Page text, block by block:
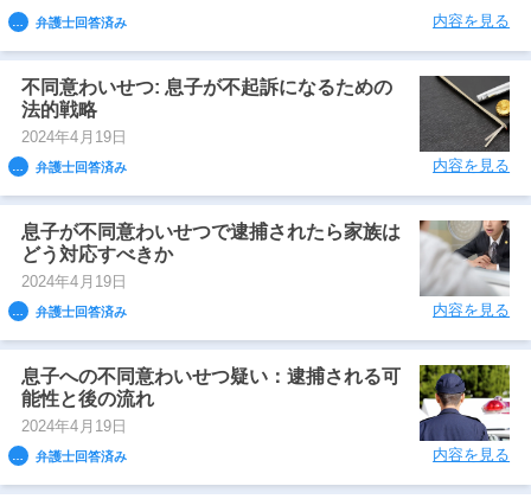
弁護士回答済み 内容を見る
不同意わいせつ: 息子が不起訴になるための
法的戦略
2024年4月19日
弁護士回答済み 内容を見る
息子が不同意わいせつで逮捕されたら家族は
どう対応すべきか
2024年4月19日
弁護士回答済み 内容を見る
息子への不同意わいせつ疑い：逮捕される可
能性と後の流れ
2024年4月19日
弁護士回答済み 内容を見る